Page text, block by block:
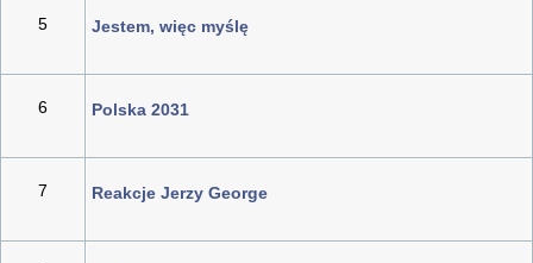
5 Jestem, więc myślę
6 Polska 2031
7 Reakcje Jerzy George